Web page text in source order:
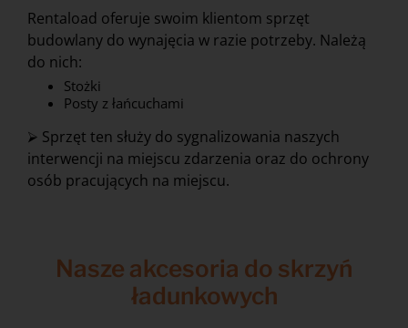
Rentaload oferuje swoim klientom sprzęt
budowlany do wynajęcia w razie potrzeby. Należą
do nich:
Stożki
Posty z łańcuchami
⮚ Sprzęt ten służy do sygnalizowania naszych
interwencji na miejscu zdarzenia oraz do ochrony
osób pracujących na miejscu.
Nasze akcesoria do skrzyń
ładunkowych